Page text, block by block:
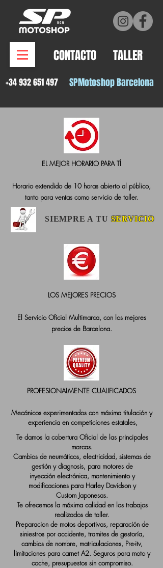
CONTACTO TALLER
+34 932 651 497 SPMotoshop Barcelona
EL MEJOR HORARIO PARA TÍ
Horario extendido de 10 horas abierto al público,
tanto para ventas como servicio de taller.
SIEMPRE A TU SERVICIO
LOS MEJORES PRECIOS
El Servicio Oficial Multimarca, con los mejores
precios de Barcelona.
PROFESIONALMENTE CUALIFICADOS
Mecánicos experimentados con máxima titulación y
experiencia en competiciones estatales,
Te damos la cobertura Oficial de las principales
marcas.
Cambios de neumáticos, electricidad, sistemas de
gestión y diagnosis, para motores de
inyección electrónica, mantenimiento y
modificaciones para Harley Davidson y
Custom Japonesas.
Te ofrecemos la máxima calidad en los trabajos
realizados de taller.
Preparacion de motos deportivas, reparaciónde
siniestros por accidente, tramites de gestoría,
cambios de nombre, matriculaciones, Pre-itv,
limitaciones para carnet A2. Seguros para moto y
coche, presupuestos sin compromiso.